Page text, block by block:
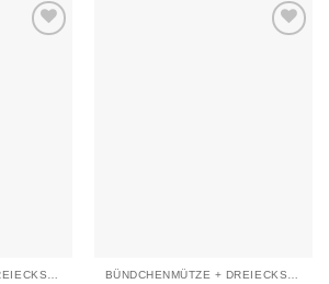
BÜNDCHENMÜTZE + DREIECKSTUCH BÜNDCHENMÜTZE + DREIECKSTUCH